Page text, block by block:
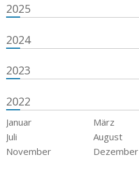
2025
2024
2023
2022
Januar März
Juli
August
November
Dezember